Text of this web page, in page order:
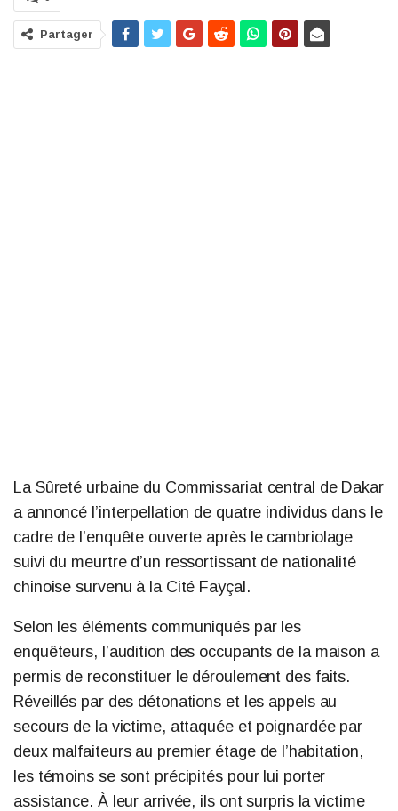
Partager
La Sûreté urbaine du Commissariat central de Dakar
a annoncé l’interpellation de quatre individus dans le
cadre de l’enquête ouverte après le cambriolage
suivi du meurtre d’un ressortissant de nationalité
chinoise survenu à la Cité Fayçal.
Selon les éléments communiqués par les
enquêteurs, l’audition des occupants de la maison a
permis de reconstituer le déroulement des faits.
Réveillés par des détonations et les appels au
secours de la victime, attaquée et poignardée par
deux malfaiteurs au premier étage de l’habitation,
les témoins se sont précipités pour lui porter
assistance. À leur arrivée, ils ont surpris la victime